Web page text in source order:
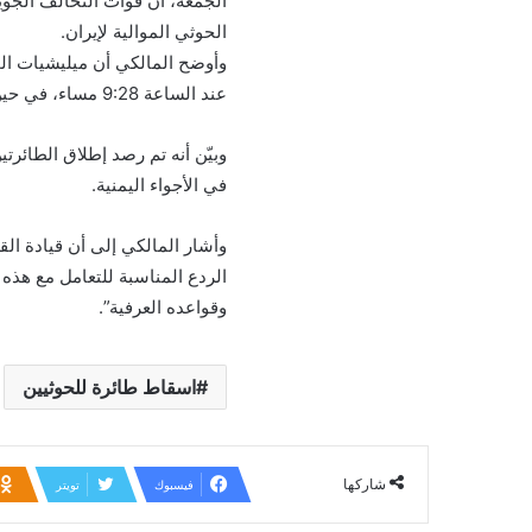
الحوثي الموالية لإيران.
وأوضح المالكي أن ميليشيات
عند الساعة 9:28 مساء، في حين دمرت الثانية عند الساعة 9:56 مساء.
وبيّن أنه تم رصد إطلاق
في الأجواء اليمنية.
وأشار المالكي إلى أن قيادة
الردع المناسبة للتعامل مع هذه
وقواعده العرفية”.
اسقاط طائرة للحوثيين
شاركها فيسبوك تويتر